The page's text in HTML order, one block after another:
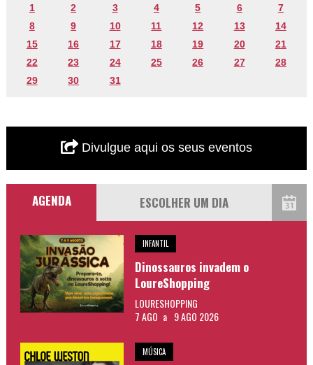
1 2 3 4 5 6
7
8
9 10 11 12 13
14
15
16 17 18 19 20
21
22
23 24 25 26 27
28
29
30 31
Divulgue aqui os seus eventos
AGENDA
INFANTIL
Dinossauros invadem o
LoureShopping
LOURESHOPPING
7 AGO a 9 AGO 2026
MÚSICA